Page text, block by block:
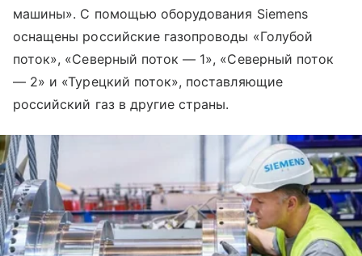
машины». С помощью оборудования Siemens
оснащены российские газопроводы «Голубой
поток», «Северный поток — 1», «Северный поток
— 2» и «Турецкий поток», поставляющие
российский газ в другие страны.